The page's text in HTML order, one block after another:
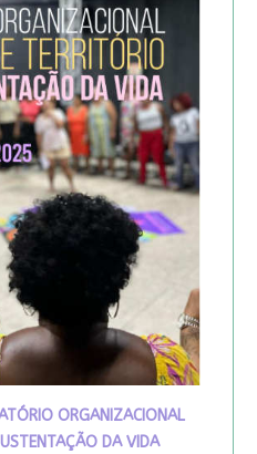
ORGANIZACIONAL
DA VIDA